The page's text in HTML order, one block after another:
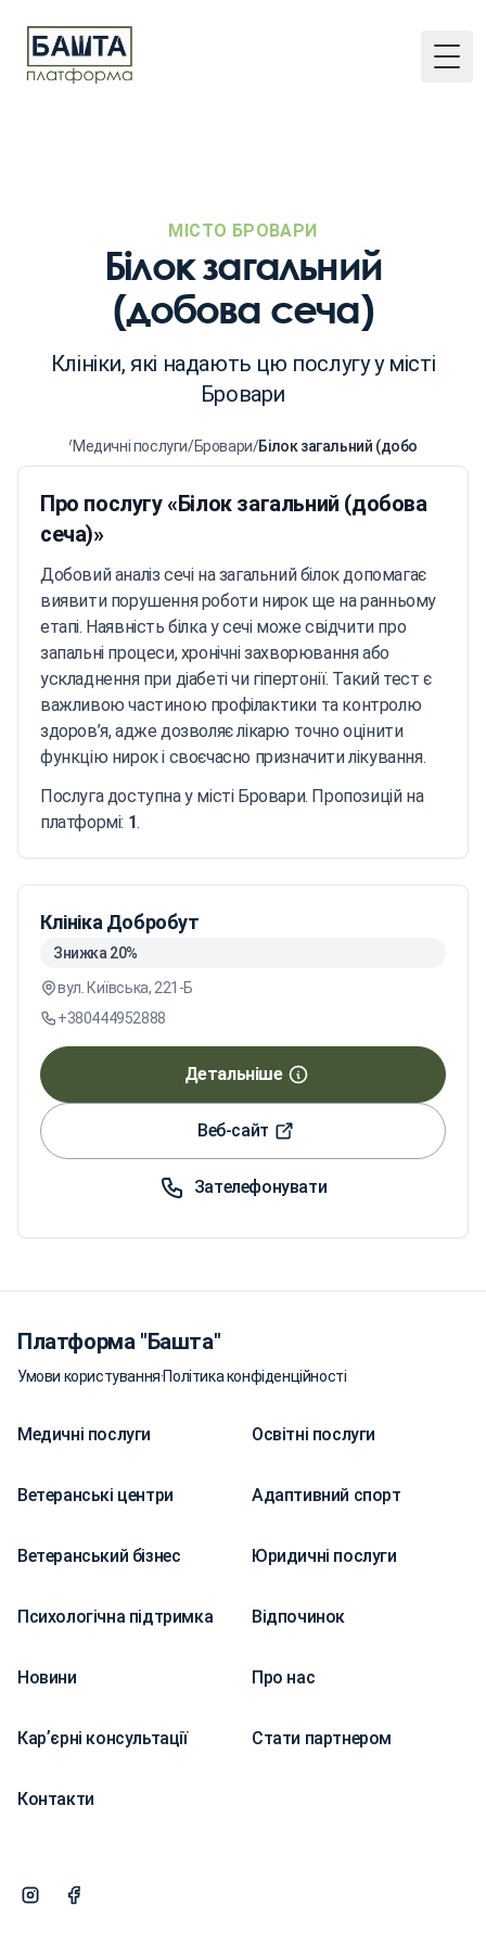
МІСТО БРОВАРИ
Білок загальний
(добова сеча)
Клініки, які надають цю послугу у місті
Бровари
/Медичні послуги/Бровари/Білок загальний (добова сеча)
Про послугу «Білок загальний (добова
сеча)»
Добовий аналіз сечі на загальний білок допомагає
виявити порушення роботи нирок ще на ранньому
етапі. Наявність білка у сечі може свідчити про
запальні процеси, хронічні захворювання або
ускладнення при діабеті чи гіпертонії. Такий тест є
важливою частиною профілактики та контролю
здоров’я, адже дозволяє лікарю точно оцінити
функцію нирок і своєчасно призначити лікування.
Послуга доступна у місті Бровари. Пропозицій на
платформі: 1.
Клініка Добробут
Знижка 20%
вул. Київська, 221-Б
+380444952888
Детальніше
Веб-сайт
Зателефонувати
Платформа "Башта"
Умови користування·Політика конфіденційності
Медичні послуги Освітні послуги
Ветеранські центри Адаптивний спорт
Ветеранський бізнес Юридичні послуги
Психологічна підтримка Відпочинок
Новини Про нас
Карʼєрні консультації Стати партнером
Контакти